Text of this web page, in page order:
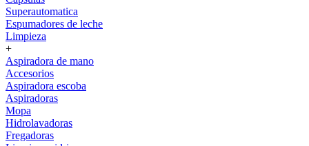
Superautomatica
Espumadores de leche
Limpieza
+
Aspiradora de mano
Accesorios
Aspiradora escoba
Aspiradoras
Mopa
Hidrolavadoras
Fregadoras